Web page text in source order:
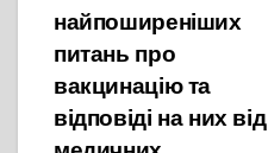
записів
найпоширеніших
питань про
вакцинацію та
відповіді на них від